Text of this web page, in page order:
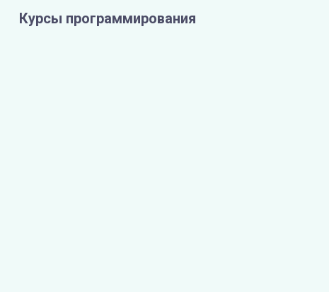
Курсы программирования